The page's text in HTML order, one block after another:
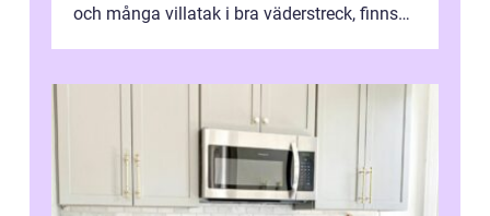
och många villatak i bra väderstreck, finns